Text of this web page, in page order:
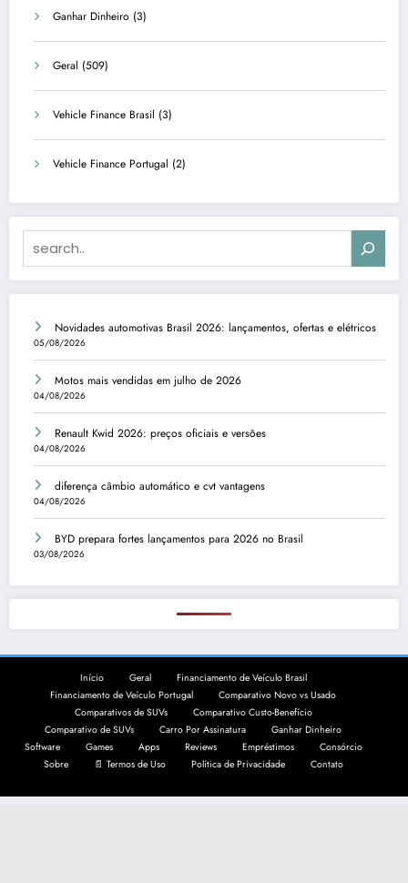
Ganhar Dinheiro (3)
Geral (509)
Vehicle Finance Brasil (3)
Vehicle Finance Portugal (2)
Novidades automotivas Brasil 2026: lançamentos, ofertas e elétricos
05/08/2026
Motos mais vendidas em julho de 2026
04/08/2026
Renault Kwid 2026: preços oficiais e versões
04/08/2026
diferença câmbio automático e cvt vantagens
04/08/2026
BYD prepara fortes lançamentos para 2026 no Brasil
03/08/2026
Início Geral
Financiamento de Veículo Brasil
Financiamento de Veículo Portugal
Comparativo Novo vs Usado
Comparativos de SUVs
Comparativo Custo-Benefício
Comparativo de SUVs
Carro Por Assinatura
Ganhar Dinheiro
Software
Games Apps Reviews Empréstimos
Consórcio
Sobre
📄 Termos de Uso Política de Privacidade Contato